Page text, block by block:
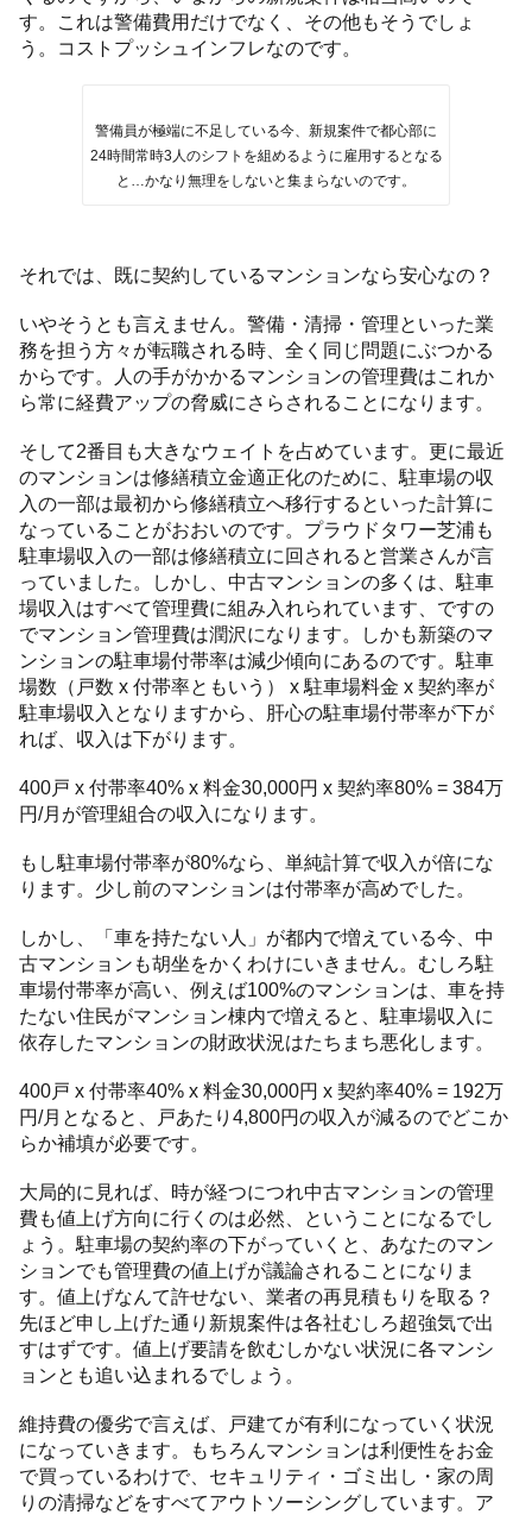
す。これは警備費用だけでなく、その他もそうでしょ
う。コストプッシュインフレなのです。
警備員が極端に不足している今、新規案件で都心部に
24時間常時3人のシフトを組めるように雇用するとなる
と…かなり無理をしないと集まらないのです。
それでは、既に契約しているマンションなら安心なの？
いやそうとも言えません。警備・清掃・管理といった業
務を担う方々が転職される時、全く同じ問題にぶつかる
からです。人の手がかかるマンションの管理費はこれか
ら常に経費アップの脅威にさらされることになります。
そして2番目も大きなウェイトを占めています。更に最近
のマンションは修繕積立金適正化のために、駐車場の収
入の一部は最初から修繕積立へ移行するといった計算に
なっていることがおおいのです。プラウドタワー芝浦も
駐車場収入の一部は修繕積立に回されると営業さんが言
っていました。しかし、中古マンションの多くは、駐車
場収入はすべて管理費に組み入れられています、ですの
でマンション管理費は潤沢になります。しかも新築のマ
ンションの駐車場付帯率は減少傾向にあるのです。駐車
場数（戸数 x 付帯率ともいう） x 駐車場料金 x 契約率が
駐車場収入となりますから、肝心の駐車場付帯率が下が
れば、収入は下がります。
400戸 x 付帯率40% x 料金30,000円 x 契約率80% = 384万
円/月が管理組合の収入になります。
もし駐車場付帯率が80%なら、単純計算で収入が倍にな
ります。少し前のマンションは付帯率が高めでした。
しかし、「車を持たない人」が都内で増えている今、中
古マンションも胡坐をかくわけにいきません。むしろ駐
車場付帯率が高い、例えば100%のマンションは、車を持
たない住民がマンション棟内で増えると、駐車場収入に
依存したマンションの財政状況はたちまち悪化します。
400戸 x 付帯率40% x 料金30,000円 x 契約率40% = 192万
円/月となると、戸あたり4,800円の収入が減るのでどこか
らか補填が必要です。
大局的に見れば、時が経つにつれ中古マンションの管理
費も値上げ方向に行くのは必然、ということになるでし
ょう。駐車場の契約率の下がっていくと、あなたのマン
ションでも管理費の値上げが議論されることになりま
す。値上げなんて許せない、業者の再見積もりを取る？
先ほど申し上げた通り新規案件は各社むしろ超強気で出
すはずです。値上げ要請を飲むしかない状況に各マンシ
ョンとも追い込まれるでしょう。
維持費の優劣で言えば、戸建てが有利になっていく状況
になっていきます。もちろんマンションは利便性をお金
で買っているわけで、セキュリティ・ゴミ出し・家の周
りの清掃などをすべてアウトソーシングしています。ア